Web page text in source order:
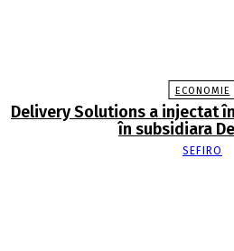
ECONOMIE
Delivery Solutions a injectat
în subsidiara
SEFIRO